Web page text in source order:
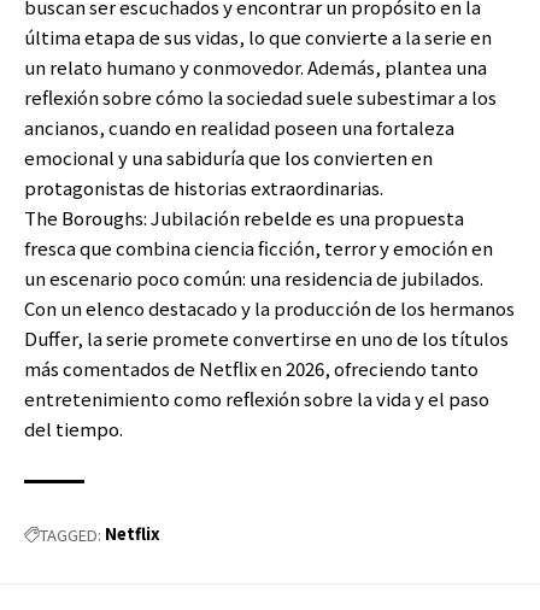
buscan ser escuchados y encontrar un propósito en la
última etapa de sus vidas, lo que convierte a la serie en
un relato humano y conmovedor. Además, plantea una
reflexión sobre cómo la sociedad suele subestimar a los
ancianos, cuando en realidad poseen una fortaleza
emocional y una sabiduría que los convierten en
protagonistas de historias extraordinarias.
The Boroughs: Jubilación rebelde es una propuesta
fresca que combina ciencia ficción, terror y emoción en
un escenario poco común: una residencia de jubilados.
Con un elenco destacado y la producción de los hermanos
Duffer, la serie promete convertirse en uno de los títulos
más comentados de Netflix en 2026, ofreciendo tanto
entretenimiento como reflexión sobre la vida y el paso
del tiempo.
TAGGED: Netflix